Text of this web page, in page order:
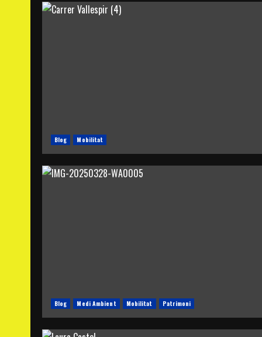
Blog Mobilitat
Blog Medi Ambient Mobilitat Patrimoni